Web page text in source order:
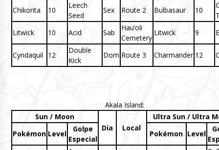
Chikorita
10
Leech
Seed
Sex Route 2 Bulbasaur 10
Litwick
10 Acid Sab
Hau’oli
Cemetery
Litwick 9
Cyndaquil 12
Double
Kick
Dom Route 3 Charmander 12
Akala Island:
Sun / Moon
Dia
Local
Ultra Sun / Ultra
Pokémon Level
Golpe
Especial
Pokémon Level